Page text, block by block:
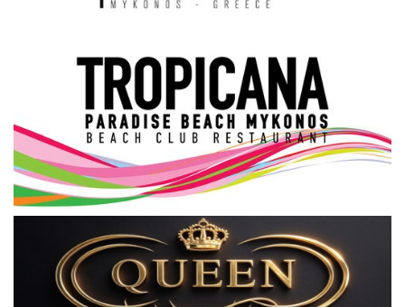
Opinion + Analysis
L’Art des Sens
Local Elections 2023